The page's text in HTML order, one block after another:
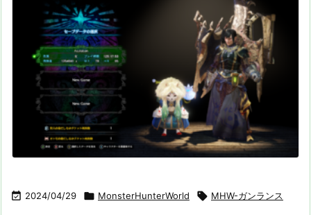
 2024/04/29  MonsterHunterWorld  MHW-ガンランス